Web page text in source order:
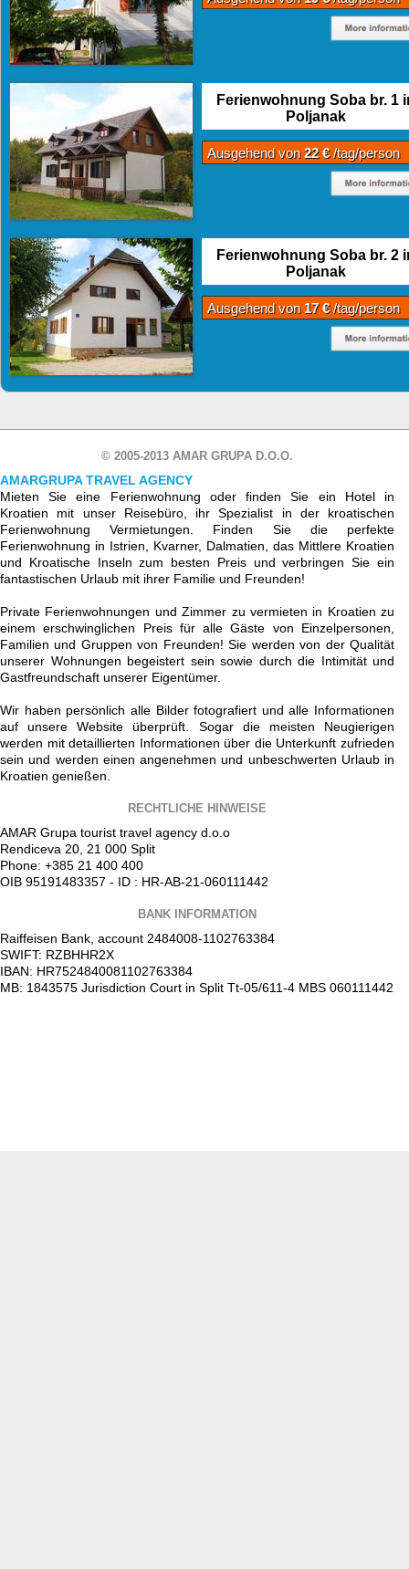
Ferienwohnung Soba br. 1
Poljanak
Ausgehend von22 €/tag/person
Ferienwohnung Soba br. 2
Poljanak
Ausgehend von 17 €/tag/person
© 2005-2013 AMAR GRUPA D.O.O.
AMARGRUPA TRAVEL AGENCY
Mieten Sie eine Ferienwohnung oder finden Sie ein Hotel in
Kroatien mit unser Reisebüro, ihr Spezialist in der kroatischen
Ferienwohnung Vermietungen. Finden Sie die perfekte
Ferienwohnung in Istrien, Kvarner, Dalmatien, das Mittlere Kroatien
und Kroatische Inseln zum besten Preis und verbringen Sie ein
fantastischen Urlaub mit ihrer Familie und Freunden!
Private Ferienwohnungen und Zimmer zu vermieten in Kroatien zu
einem erschwinglichen Preis für alle Gäste von Einzelpersonen,
Familien und Gruppen von Freunden! Sie werden von der Qualität
unserer Wohnungen begeistert sein sowie durch die Intimität und
Gastfreundschaft unserer Eigentümer.
Wir haben persönlich alle Bilder fotografiert und alle Informationen
auf unsere Website überprüft. Sogar die meisten Neugierigen
werden mit detaillierten Informationen über die Unterkunft zufrieden
sein und werden einen angenehmen und unbeschwerten Urlaub in
Kroatien genießen.
RECHTLICHE HINWEISE
AMAR Grupa tourist travel agency d.o.o
Rendiceva 20, 21 000 Split
Phone: +385 21 400 400
OIB 95191483357 - ID : HR-AB-21-060111442
BANK INFORMATION
Raiffeisen Bank, account 2484008-1102763384
SWIFT: RZBHHR2X
IBAN: HR7524840081102763384
MB: 1843575 Jurisdiction Court in Split Tt-05/611-4 MBS 060111442